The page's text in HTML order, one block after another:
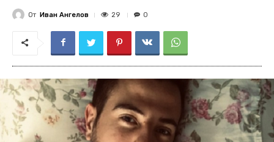
От Иван Ангелов 29 0